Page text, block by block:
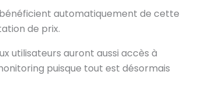
bénéficient automatiquement de cette
de prix.
utilisateurs auront aussi accès à
puisque tout est désormais